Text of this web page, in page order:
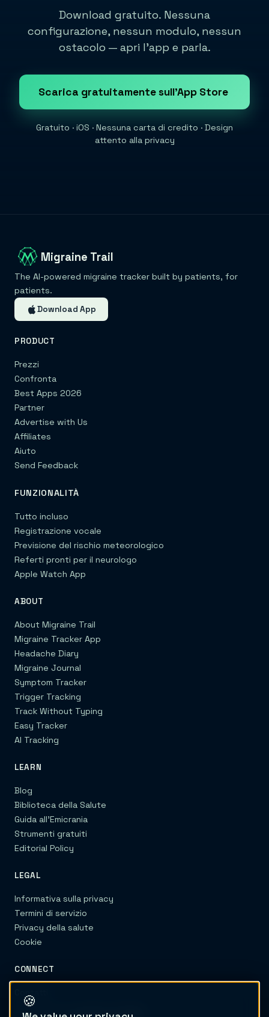
Download gratuito. Nessuna
configurazione, nessun modulo, nessun
ostacolo — apri l'app e parla.
Scarica gratuitamente sull'App Store
Gratuito · iOS · Nessuna carta di credito · Design
attento alla privacy
Migraine Trail
The AI-powered migraine tracker built by patients, for
patients.
Download App
PRODUCT
Prezzi
Confronta
Best Apps 2026
Partner
Advertise with Us
Affiliates
Aiuto
Send Feedback
FUNZIONALITÀ
Tutto incluso
Registrazione vocale
Previsione del rischio meteorologico
Referti pronti per il neurologo
Apple Watch App
ABOUT
About Migraine Trail
Migraine Tracker App
Headache Diary
Migraine Journal
Symptom Tracker
Trigger Tracking
Track Without Typing
Easy Tracker
AI Tracking
LEARN
Blog
Biblioteca della Salute
Guida all'Emicrania
Strumenti gratuiti
Editorial Policy
LEGAL
Informativa sulla privacy
Termini di servizio
Privacy della salute
Cookie
CONNECT
🍪